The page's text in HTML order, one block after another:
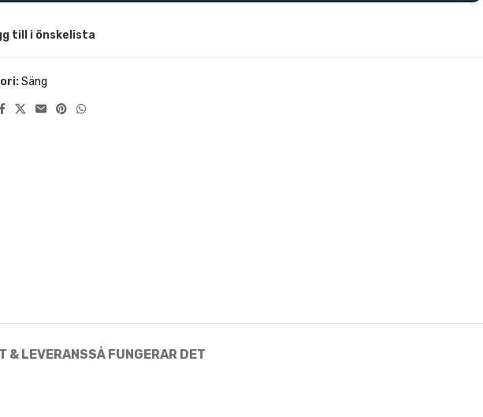
till i önskelista
Säng
& LEVERANSSÅ FUNGERAR DET